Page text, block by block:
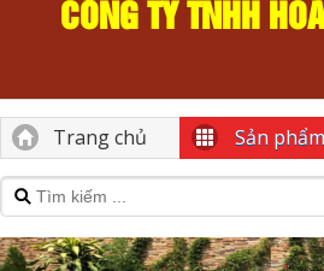
CÔNG TY TNHH
Trang chủ Sản phẩm